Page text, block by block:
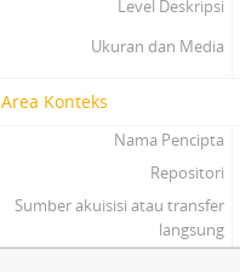
Level Deskripsi
Ukuran dan Media
Area Konteks
Nama Pencipta
Repositori
Sumber akuisisi atau transfer
langsung